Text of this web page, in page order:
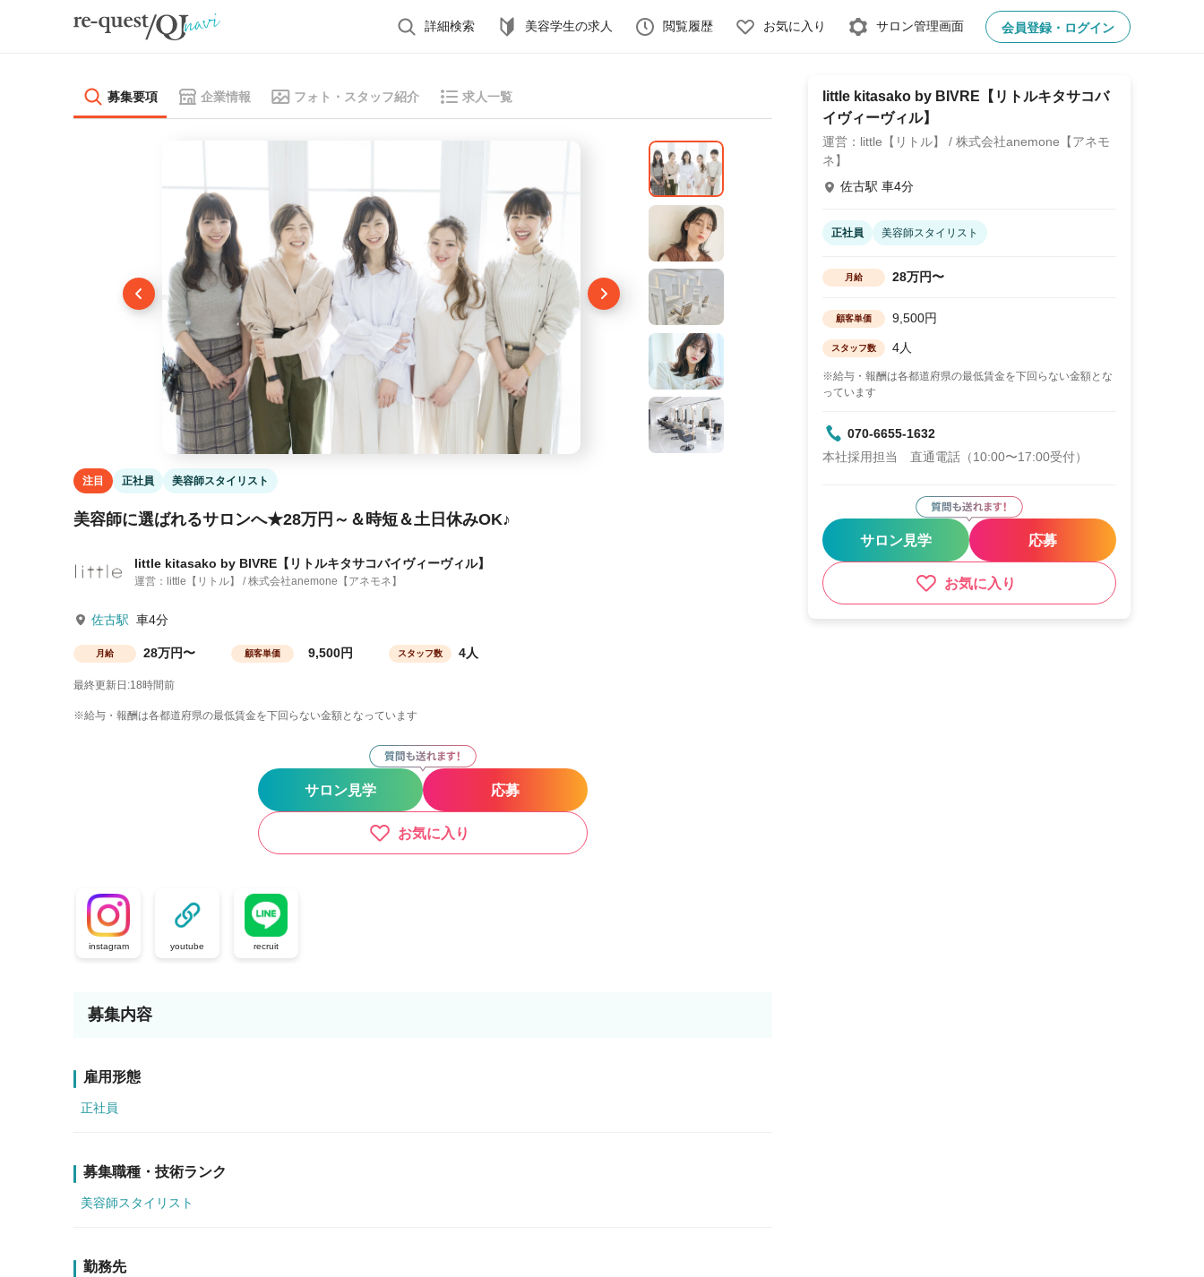
詳細検索 美容学生の求人 閲覧履歴 お気に入り サロン管理画面 会員登録・ログイン
募集要項 企業情報 フォト・スタッフ紹介 求人一覧
注目 正社員 美容師スタイリスト
美容師に選ばれるサロンへ★28万円～＆時短＆土日休みOK♪
little kitasako by BIVRE【リトルキタサコバイヴィーヴィル】
運営：little【リトル】 / 株式会社anemone【アネモネ】
佐古駅 車4分
月給 28万円〜 顧客単価 9,500円 スタッフ数 4人
最終更新日:18時間前
※給与・報酬は各都道府県の最低賃金を下回らない金額となっています
サロン見学 応募
お気に入り
instagram youtube recruit
募集内容
雇用形態
正社員
募集職種・技術ランク
美容師スタイリスト
勤務先
little kitasako by BIVRE【リトルキタサコバ
イヴィーヴィル】
運営：little【リトル】 / 株式会社anemone【アネモ
ネ】
佐古駅 車4分
正社員 美容師スタイリスト
月給 28万円〜
顧客単価 9,500円
スタッフ数 4人
※給与・報酬は各都道府県の最低賃金を下回らない金額とな
っています
070-6655-1632
本社採用担当 直通電話（10:00〜17:00受付）
サロン見学 応募
お気に入り